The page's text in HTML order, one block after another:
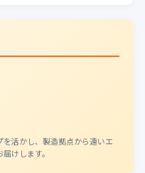
活かし、製造拠点から遠いエ
けします。